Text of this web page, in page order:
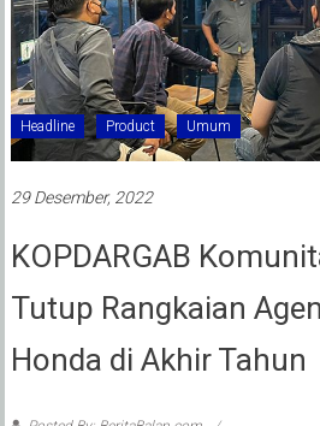
Headline Product Umum
29 Desember, 2022
KOPDARGAB
Tutup Rangkaian
Honda di Akhir Tahun